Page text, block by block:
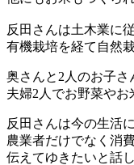
反田さんは土木業に
有機栽培を経て自然
奥さんと2人のお子さ
夫婦2人でお野菜やお
反田さんは今の生活
農業者だけでなく消
伝えてゆきたいと話し